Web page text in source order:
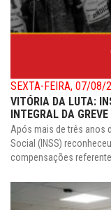
SEXTA-FEIRA, 07/08/
VITÓRIA DA LUTA:
INTEGRAL DA
Após mais de três anos
Social (INSS)
compensações